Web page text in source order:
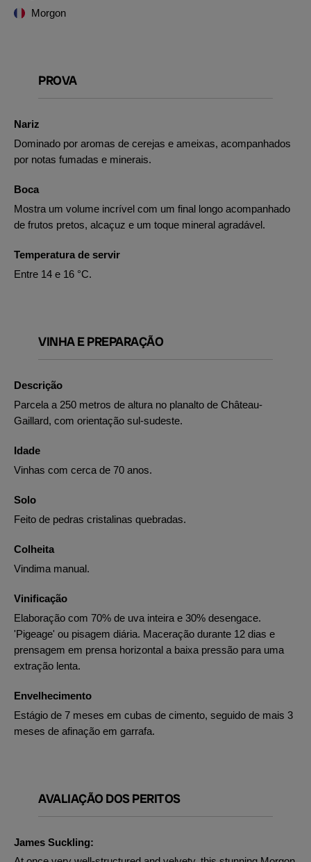
Morgon
PROVA
Nariz
Dominado por aromas de cerejas e ameixas, acompanhados
por notas fumadas e minerais.
Boca
Mostra um volume incrível com um final longo acompanhado
de frutos pretos, alcaçuz e um toque mineral agradável.
Temperatura de servir
Entre 14 e 16 °C.
VINHA E PREPARAÇÃO
Descrição
Parcela a 250 metros de altura no planalto de Château-
Gaillard, com orientação sul-sudeste.
Idade
Vinhas com cerca de 70 anos.
Solo
Feito de pedras cristalinas quebradas.
Colheita
Vindima manual.
Vinificação
Elaboração com 70% de uva inteira e 30% desengace.
'Pigeage' ou pisagem diária. Maceração durante 12 dias e
prensagem em prensa horizontal a baixa pressão para uma
extração lenta.
Envelhecimento
Estágio de 7 meses em cubas de cimento, seguido de mais 3
meses de afinação em garrafa.
AVALIAÇÃO DOS PERITOS
James Suckling: